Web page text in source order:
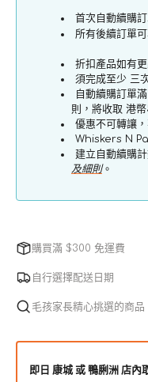
糧
數
減
少
常
系
標
準
粒
裝
羊
飯
糧
數
加
首次自動續購
所有後續訂單
折扣產品如有
須完成至少 三
自動續購訂單
則，將收取 港
優惠不可轉讓
Whiskers N
建立自動續購
及細則。
購買滿 $300 免運費
自行選擇配送日期
毛孩家長精心挑選的商品
即日 康城 或 鴨脷洲 店內